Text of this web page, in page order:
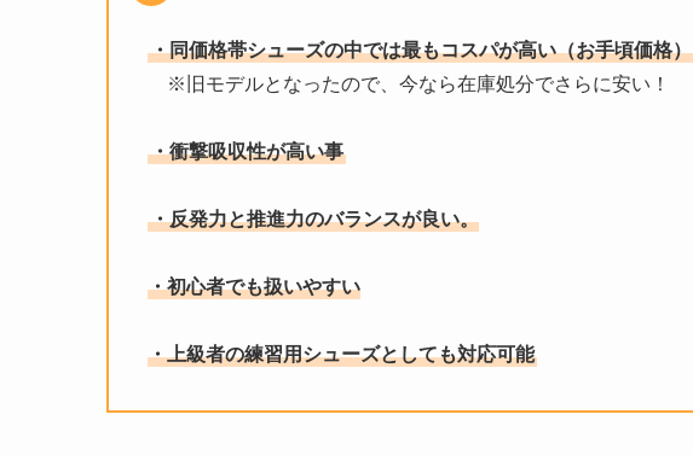
・同価格帯シューズの中では最もコスパが高い（お手頃価格）
※旧モデルとなったので、今なら在庫処分でさらに安い！
・衝撃吸収性が高い事
・反発力と推進力のバランスが良い。
・初心者でも扱いやすい
・上級者の練習用シューズとしても対応可能